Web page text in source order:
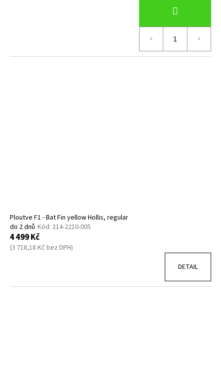
Ploutve F1 - Bat Fin yellow Hollis, regular
do 2 dnů Kód: 214-2210-005
4 499 Kč
(3 718,18 Kč bez DPH)
DETAIL